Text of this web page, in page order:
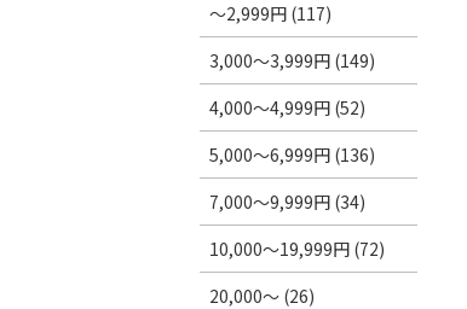
～2,999円 (117)
3,000～3,999円 (149)
4,000～4,999円 (52)
5,000～6,999円 (136)
7,000～9,999円 (34)
10,000～19,999円 (72)
20,000～ (26)